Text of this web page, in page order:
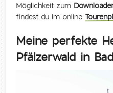
Möglichkeit zum
findest du im online
Meine perfekte
Pfälzerwald in